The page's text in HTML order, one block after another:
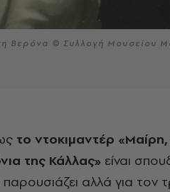
Βερόνα © Συλλογή Μουσείου
το ντοκιμαντέρ
της Κάλλας» είναι
αλλά για